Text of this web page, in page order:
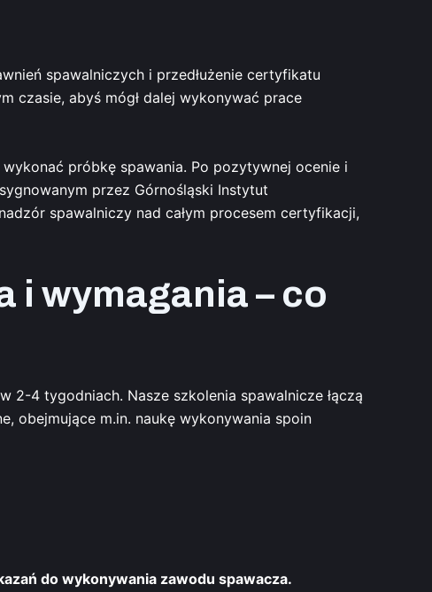
spawalniczych i przedłużenie certyfikatu
czasie, abyś mógł dalej wykonywać prace
próbkę spawania. Po pozytywnej ocenie i
przez Górnośląski Instytut
spawalniczy nad całym procesem certyfikacji,
i wymagania – co
2-4 tygodniach. Nasze szkolenia spawalnicze łączą
obejmujące m.in. naukę wykonywania spoin
do wykonywania zawodu spawacza.